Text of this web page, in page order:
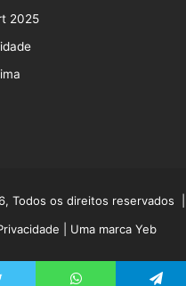
2025
Todos os direitos reservados |
| Uma marca Yeb